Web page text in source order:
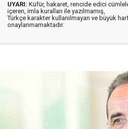
UYARI: Küfür, hakaret, rencide edici
içeren, imla kuralları ile yazılmamış,
Türkçe karakter kullanılmayan ve büyük
onaylanmamaktadır.